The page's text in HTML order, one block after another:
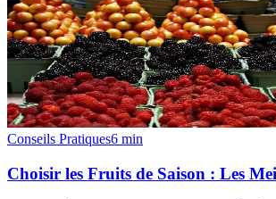
Conseils Pratiques6 min
Choisir les Fruits de Saison : Les